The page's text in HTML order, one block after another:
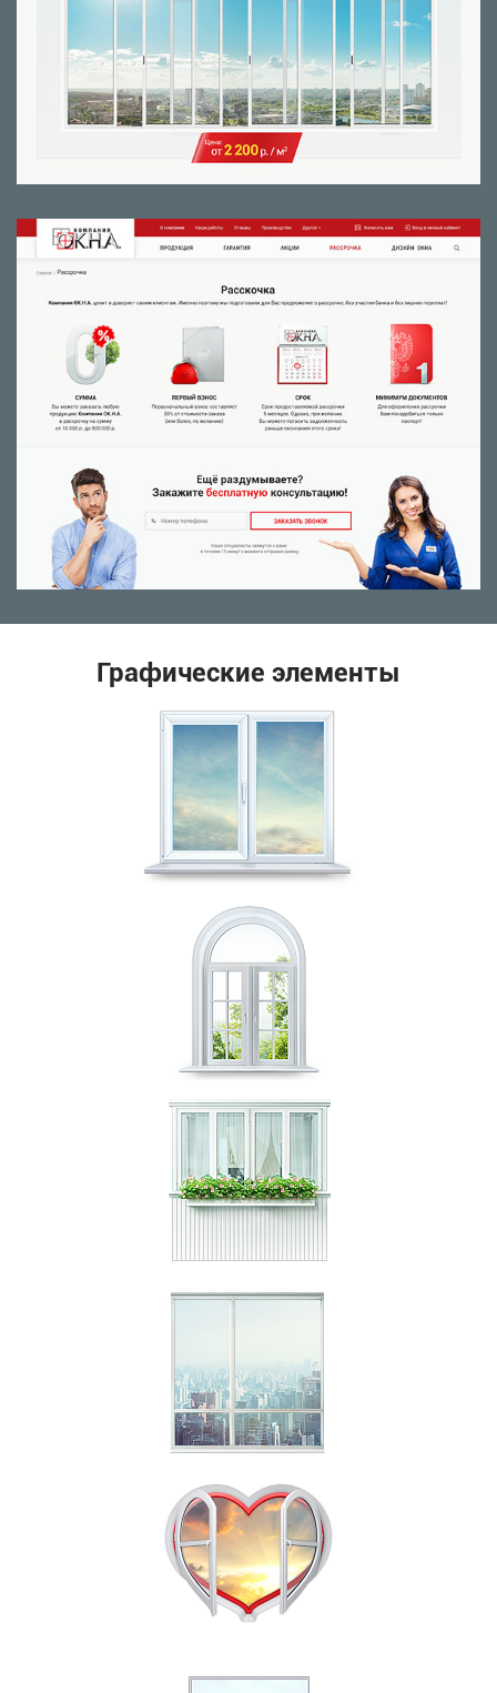
Графические элементы